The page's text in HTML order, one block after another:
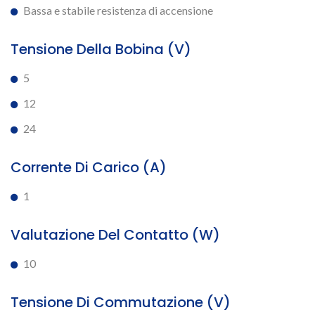
Bassa e stabile resistenza di accensione
Tensione Della Bobina (V)
5
12
24
Corrente Di Carico (A)
1
Valutazione Del Contatto (W)
10
Tensione Di Commutazione (V)